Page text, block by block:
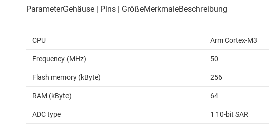
CPU Arm Cortex-M3
Frequency (MHz) 50
Flash memory (kByte) 256
RAM (kByte) 64
ADC type 1 10-bit SAR